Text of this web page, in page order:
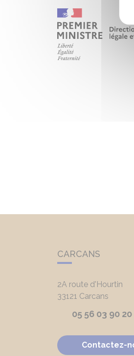
CARCANS
2A route d'Hourtin
33121 Carcans
05 56 03 90 20
Contactez-